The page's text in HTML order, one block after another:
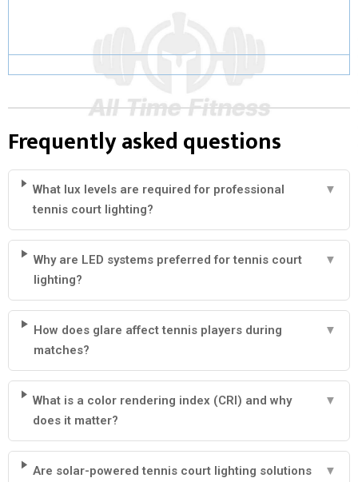
Frequently asked questions
What lux levels are required for professional
tennis court lighting?
▼
Why are LED systems preferred for tennis court
lighting?
▼
How does glare affect tennis players during
matches?
▼
What is a color rendering index (CRI) and why
does it matter?
▼
Are solar-powered tennis court lighting solutions
▼